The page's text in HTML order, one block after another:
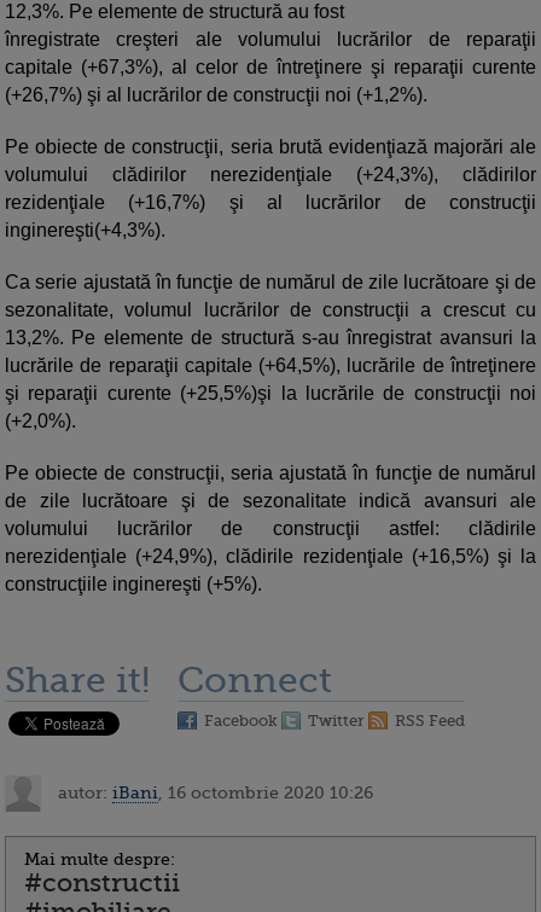
12,3%. Pe elemente de structură au fost
înregistrate creşteri ale volumului lucrărilor de reparaţii
capitale (+67,3%), al celor de întreţinere şi reparaţii curente
(+26,7%) şi al lucrărilor de construcţii noi (+1,2%).
Pe obiecte de construcţii, seria brută evidenţiază majorări ale
volumului clădirilor nerezidenţiale (+24,3%), clădirilor
rezidenţiale (+16,7%) şi al lucrărilor de construcţii
inginereşti(+4,3%).
Ca serie ajustată în funcţie de numărul de zile lucrătoare şi de
sezonalitate, volumul lucrărilor de construcţii a crescut cu
13,2%. Pe elemente de structură s-au înregistrat avansuri la
lucrările de reparaţii capitale (+64,5%), lucrările de întreţinere
şi reparaţii curente (+25,5%)şi la lucrările de construcţii noi
(+2,0%).
Pe obiecte de construcţii, seria ajustată în funcţie de numărul
de zile lucrătoare şi de sezonalitate indică avansuri ale
volumului lucrărilor de construcţii astfel: clădirile
nerezidenţiale (+24,9%), clădirile rezidenţiale (+16,5%) şi la
construcţiile inginereşti (+5%).
Share it! Connect
Facebook Twitter RSS Feed
autor: iBani , 16 octombrie 2020 10:26
Mai multe despre:
#constructii